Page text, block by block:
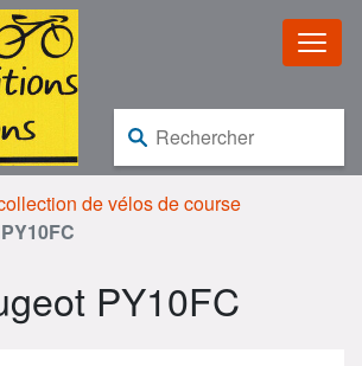
Rechercher :
de vélos de course
PY10FC